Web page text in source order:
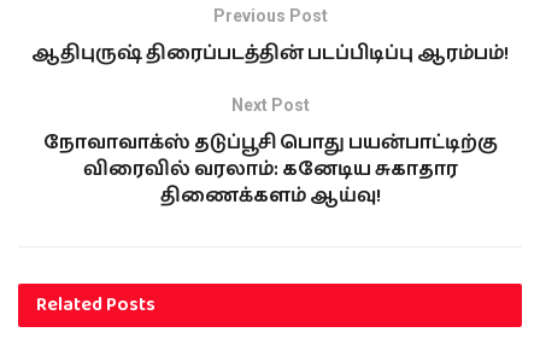
Previous Post
ஆதிபுருஷ் திரைப்படத்தின் படப்பிடிப்பு ஆரம்பம்!
Next Post
நோவாவாக்ஸ் தடுப்பூசி பொது பயன்பாட்டிற்கு
விரைவில் வரலாம்: கனேடிய சுகாதார
திணைக்களம் ஆய்வு!
RelatedPosts